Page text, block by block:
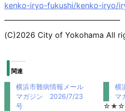
kenko-iryo-fukushi/kenko-iryo/
━━━━━━━━━━━━━━━
(C)2026 City of Yokohama All
関連
横浜市難病情報メール
マガジン 2026/7/23
号
横
マ
☆★☆